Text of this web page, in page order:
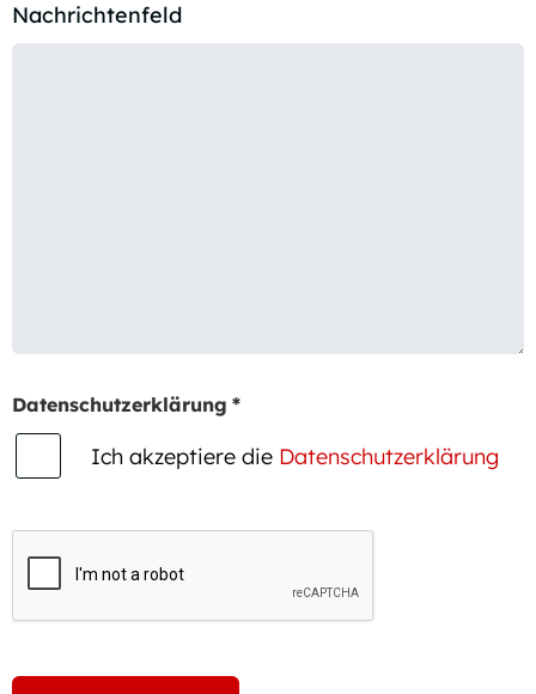
Nachrichtenfeld
Datenschutzerklärung *
Ich akzeptiere die Datenschutzerklärung